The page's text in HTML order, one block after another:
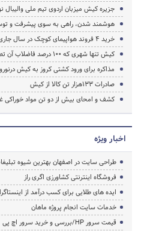
جزیره کیش میزبان اردوی تیم ملی والیبال
هوشمند شدن، راهی به سوی پیشرفت و
خرید 4 فروند هواپیمای کوچک در سال جاری
کیش تنها شهری که 100 درصد فاضلاب آن تصفیه می شود
مذاکره برای ورود کشتی کروز به کیش درنوروز
صادرات 133هزار تن کالا از کیش
کشف و امحای بیش از دو تن مواد خوراکی
اخبار ویژه
طراحی سایت در اصفهان بهترین شیوه
فروشگاه اینترنتی کشاورزی اگری راز
ایده های طلایی برای کسب درآمد از
خدمات سایت انجام پروژه ماهان
قیمت سرور HP/بررسی و خرید سرور اچ پی